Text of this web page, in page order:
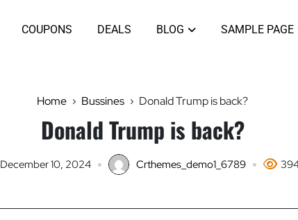
COUPONS DEALS BLOG SAMPLE PAGE
Home Bussines Donald Trump is back?
Donald Trump is back?
December 10, 2024 Crthemes_demo1_6789